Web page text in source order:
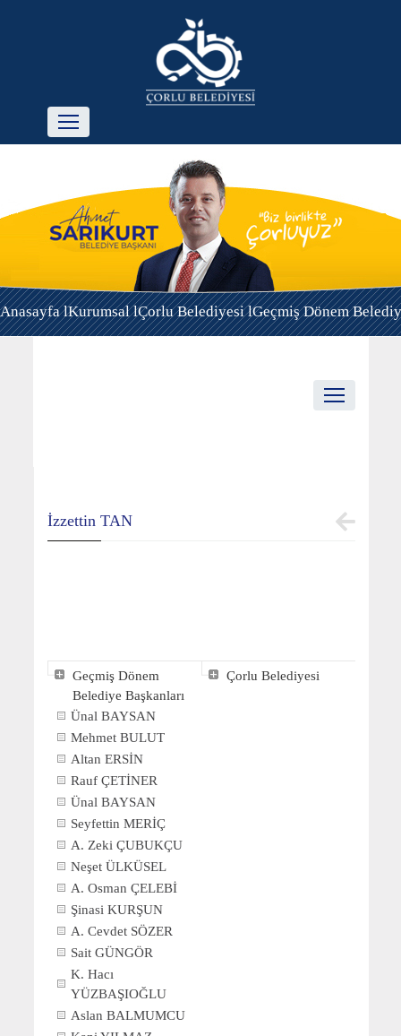
Anasayfa lKurumsal lÇorlu Belediyesi lGeçmiş Dönem
İzzettin TAN
Geçmiş Dönem
Belediye Başkanları
Ünal BAYSAN
Mehmet BULUT
Altan ERSİN
Rauf ÇETİNER
Ünal BAYSAN
Seyfettin MERİÇ
A. Zeki ÇUBUKÇU
Neşet ÜLKÜSEL
A. Osman ÇELEBİ
Şinasi KURŞUN
A. Cevdet SÖZER
Sait GÜNGÖR
K. Hacı
YÜZBAŞIOĞLU
Aslan BALMUMCU
Çorlu Belediyesi